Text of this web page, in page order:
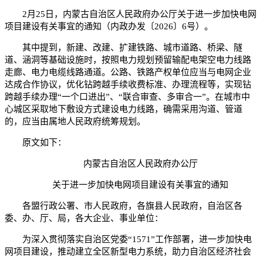
2月25日，内蒙古自治区人民政府办公厅关于进一步加快电网
项目建设有关事宜的通知（内政办发〔2026〕6号）。
其中提到，新建、改建、扩建铁路、城市道路、桥梁、隧
道、涵洞等基础设施时，按照电力规划预留输配电架空电力线路
走廊、电力电缆线路通道。公路、铁路产权单位应当与电网企业
达成合作协议，优化钻跨越手续收费标准、办理流程等，实现钻
跨越手续办理“一个口进出”、“联合审查、多审合一”。在城市中
心城区采取地下敷设方式建设电力线路，确需采用沟道、管道
的，应当由属地人民政府统筹规划。
原文如下：
内蒙古自治区人民政府办公厅
关于进一步加快电网项目建设有关事宜的通知
各盟行政公署、市人民政府，各旗县人民政府，自治区各
委、办、厅、局，各大企业、事业单位：
为深入贯彻落实自治区党委“1571”工作部署，进一步加快电
网项目建设，推动建立全区新型电力系统，助力自治区经济社会